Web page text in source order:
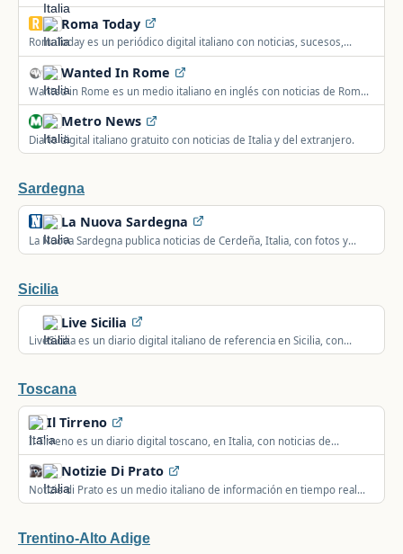
Roma Today
RomaToday es un periódico digital italiano con noticias, sucesos,
deporte y cultura de los barrios de Roma.
Wanted In Rome
Wanted in Rome es un medio italiano en inglés con noticias de Roma
e Italia sobre política, negocios, deporte, salud y moda.
Metro News
Diario digital italiano gratuito con noticias de Italia y del extranjero.
Sardegna
La Nuova Sardegna
La Nuova Sardegna publica noticias de Cerdeña, Italia, con fotos y
vídeos sobre actualidad, política, deporte y cultura.
Sicilia
Live Sicilia
LiveSicilia es un diario digital italiano de referencia en Sicilia, con
investigaciones judiciales, política y economía.
Toscana
Il Tirreno
Il Tirreno es un diario digital toscano, en Italia, con noticias de
sucesos, política, deporte, cultura y economía.
Notizie Di Prato
Notizie di Prato es un medio italiano de información en tiempo real
sobre la ciudad de Prato.
Trentino-Alto Adige